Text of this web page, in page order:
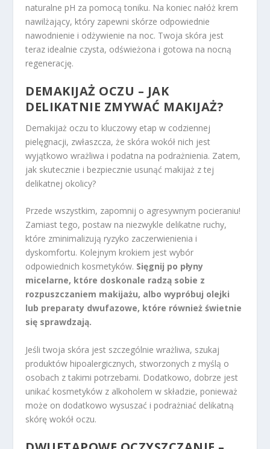
naturalne pH za pomocą toniku. Na koniec nałóż krem
nawilżający, który zapewni skórze odpowiednie
nawodnienie i odżywienie na noc. Twoja skóra jest
teraz idealnie czysta, odświeżona i gotowa na nocną
regenerację.
DEMAKIJAŻ OCZU – JAK
DELIKATNIE ZMYWAĆ MAKIJAŻ?
Demakijaż oczu to kluczowy etap w codziennej
pielęgnacji, zwłaszcza, że skóra wokół nich jest
wyjątkowo wrażliwa i podatna na podrażnienia. Zatem,
jak skutecznie i bezpiecznie usunąć makijaż z tej
delikatnej okolicy?
Przede wszystkim, zapomnij o agresywnym pocieraniu!
Zamiast tego, postaw na niezwykle delikatne ruchy,
które zminimalizują ryzyko zaczerwienienia i
dyskomfortu. Kolejnym krokiem jest wybór
odpowiednich kosmetyków. Sięgnij po płyny
micelarne, które doskonale radzą sobie z
rozpuszczaniem makijażu, albo wypróbuj olejki
lub preparaty dwufazowe, które również świetnie
się sprawdzają.
Jeśli twoja skóra jest szczególnie wrażliwa, szukaj
produktów hipoalergicznych, stworzonych z myślą o
osobach z takimi potrzebami. Dodatkowo, dobrze jest
unikać kosmetyków z alkoholem w składzie, ponieważ
może on dodatkowo wysuszać i podrażniać delikatną
skórę wokół oczu.